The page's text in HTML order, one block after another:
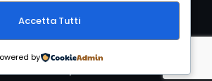
Mediares S.c.PI 07341730013 - [
Accetta Tutti
by